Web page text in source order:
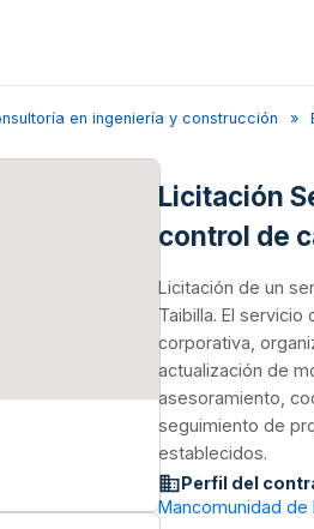
en ingeniería y construcción
Licitación
control de
Licitación de un
Taibilla. El
corporativa,
actualización de
asesoramiento,
seguimiento de
establecidos.
Perfil del
Mancomunidad de